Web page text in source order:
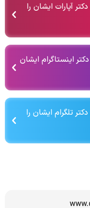
آپارات ایشان را
اینستاگرام ایشان
تلگرام ایشان را